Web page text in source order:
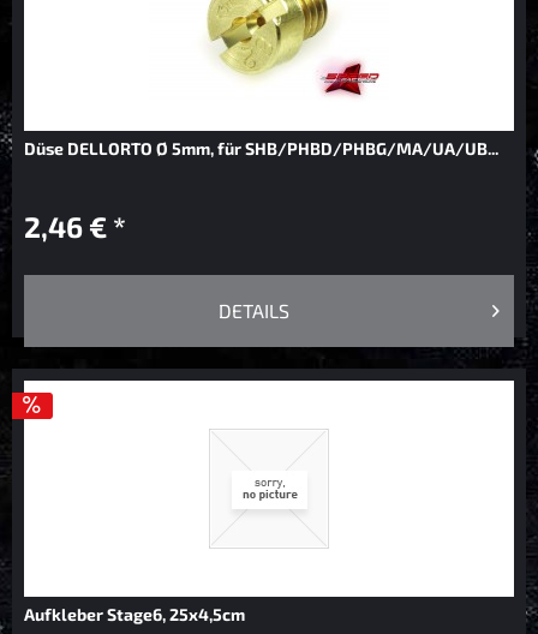
Düse DELLORTO Ø 5mm, für SHB/PHBD/PHBG/MA/UA/UB...
2,46 € *
DETAILS
Aufkleber Stage6, 25x4,5cm